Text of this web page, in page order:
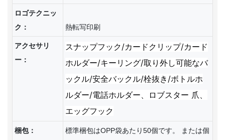
ロゴテクニッ
ク：
アクセサリ
ー：
スナップフック/カードクリップ/カード
ホルダー/キーリング/取り外し可能なバ
ックル/安全バックル/栓抜き/ボトルホ
ルダー/電話ホルダー、ロブスター 爪、
エッグフック
梱包：
標準梱包はOPP袋あたり50個です。 または個